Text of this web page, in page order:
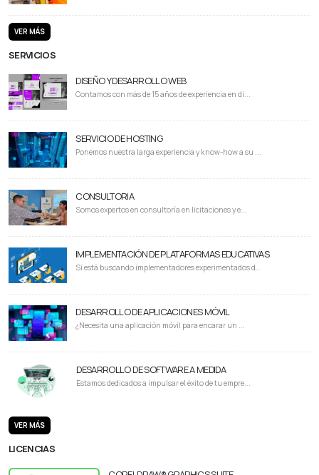
VER MÁS
SERVICIOS
DISEÑO Y DESARROLLO WEB
Contamos con más de 15 años de experiencia en di...
SERVICIO DE HOSTING
Ponemos nuestra larga experiencia y know-how a su ...
CONSULTORIA
Somos expertos en consultoría en licitaciones y e...
IMPLEMENTACIÓN DE PLATAFORMAS EDUCATIVAS
Si está buscando implementadores experimentados d...
DESARROLLO DE APLICACIONES MÓVIL
¿Necesita una aplicación móvil para encarar un ...
DESARROLLO DE SOFTWARE A MEDIDA
Estamos dedicados a impulsar el éxito de tu empre...
VER MÁS
LICENCIAS